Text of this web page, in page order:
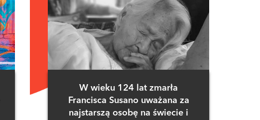
W wieku 124 lat zmarła
Francisca Susano uważana za
najstarszą osobę na świecie i